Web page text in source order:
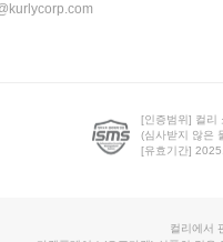
[인증범위] 컬리
(심사받지 않은
[유효기간]
컬리에서